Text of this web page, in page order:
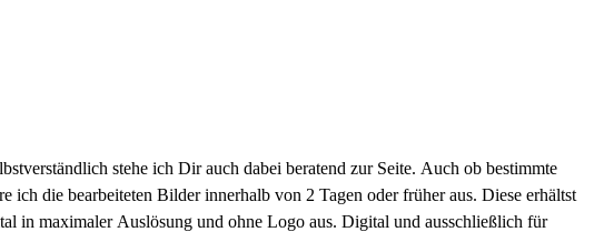
stehe ich Dir auch dabei beratend zur Seite. Auch ob bestimmte
die bearbeiteten Bilder innerhalb von 2 Tagen oder früher aus. Diese erhältst
in maximaler Auslösung und ohne Logo aus. Digital und ausschließlich für